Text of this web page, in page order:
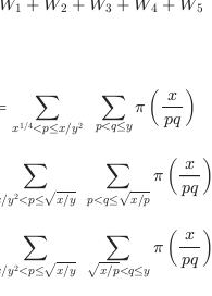
𝑊1 + 𝑊2 + 𝑊3 + 𝑊4 + 𝑊5
∑
𝑥1/4<𝑝≤𝑥/𝑦2
∑
𝑝<𝑞≤𝑦
𝜋 ( 𝑥
𝑝𝑞 )
<p≤x ∑p<q yπ (x pq
∑
/𝑦2<𝑝≤√𝑥/𝑦
∑
𝑝<𝑞≤√𝑥/𝑝
𝜋 ( 𝑥
𝑝𝑞 )
2<p≤ <q≤ π(x p q)
∑
/𝑦2<𝑝≤√𝑥/𝑦
∑
√𝑥/𝑝<𝑞≤𝑦
𝜋 ( 𝑥
𝑝𝑞 )
2<p≤ /p< (x pq)